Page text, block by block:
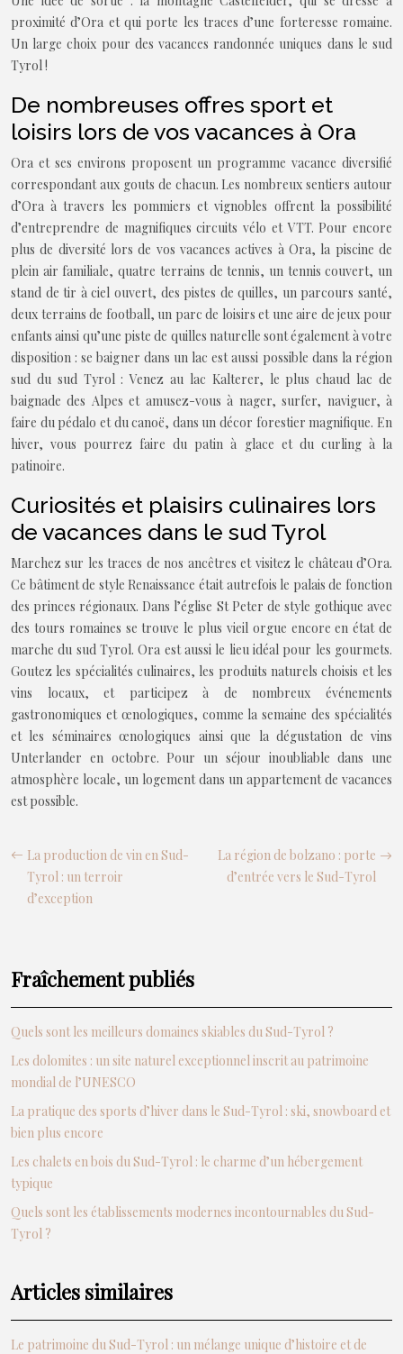
proximité d’Ora et qui porte les traces d’une forteresse romaine.
Un large choix pour des vacances randonnée uniques dans le sud
Tyrol !
De nombreuses offres sport et
loisirs lors de vos vacances à Ora
Ora et ses environs proposent un programme vacance diversifié
correspondant aux gouts de chacun. Les nombreux sentiers autour
d’Ora à travers les pommiers et vignobles offrent la possibilité
d’entreprendre de magnifiques circuits vélo et VTT. Pour encore
plus de diversité lors de vos vacances actives à Ora, la piscine de
plein air familiale, quatre terrains de tennis, un tennis couvert, un
stand de tir à ciel ouvert, des pistes de quilles, un parcours santé,
deux terrains de football, un parc de loisirs et une aire de jeux pour
enfants ainsi qu’une piste de quilles naturelle sont également à votre
disposition : se baigner dans un lac est aussi possible dans la région
sud du sud Tyrol : Venez au lac Kalterer, le plus chaud lac de
baignade des Alpes et amusez-vous à nager, surfer, naviguer, à
faire du pédalo et du canoë, dans un décor forestier magnifique. En
hiver, vous pourrez faire du patin à glace et du curling à la
patinoire.
Curiosités et plaisirs culinaires lors
de vacances dans le sud Tyrol
Marchez sur les traces de nos ancêtres et visitez le château d’Ora.
Ce bâtiment de style Renaissance était autrefois le palais de fonction
des princes régionaux. Dans l’église St Peter de style gothique avec
des tours romaines se trouve le plus vieil orgue encore en état de
marche du sud Tyrol. Ora est aussi le lieu idéal pour les gourmets.
Goutez les spécialités culinaires, les produits naturels choisis et les
vins locaux, et participez à de nombreux événements
gastronomiques et œnologiques, comme la semaine des spécialités
et les séminaires œnologiques ainsi que la dégustation de vins
Unterlander en octobre. Pour un séjour inoubliable dans une
atmosphère locale, un logement dans un appartement de vacances
est possible.
La production de vin en Sud-
Tyrol : un terroir
d’exception
La région de bolzano : porte
d’entrée vers le Sud-Tyrol
Fraîchement publiés
Quels sont les meilleurs domaines skiables du Sud-Tyrol ?
Les dolomites : un site naturel exceptionnel inscrit au patrimoine
mondial de l’UNESCO
La pratique des sports d’hiver dans le Sud-Tyrol : ski, snowboard et
bien plus encore
Les chalets en bois du Sud-Tyrol : le charme d’un hébergement
typique
Quels sont les établissements modernes incontournables du Sud-
Tyrol ?
Articles similaires
Le patrimoine du Sud-Tyrol : un mélange unique d’histoire et de